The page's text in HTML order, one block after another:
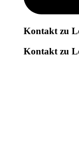
Kontakt zu
Kontakt zu